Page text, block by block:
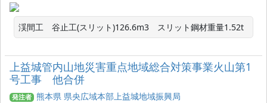
渓間工　谷止工(スリット)126.6m3　スリット鋼材重量1.52t
上益城管内山地災害重点地域総合対策事業火山第1
号工事 他合併
発注者 熊本県 県央広域本部上益城地域振興局